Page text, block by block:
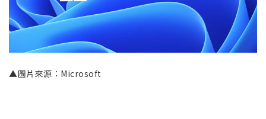
▲圖片來源：Microsoft